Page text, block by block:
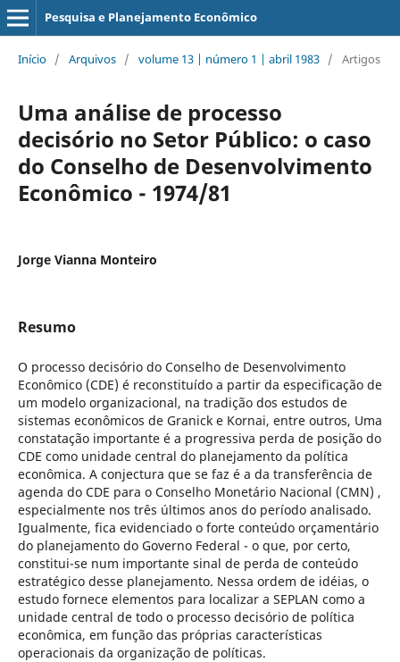
Pesquisa e Planejamento Econômico
Início / Arquivos / volume 13 | número 1 | abril 1983 / Artigos
Uma análise de processo
decisório no Setor Público: o caso
do Conselho de Desenvolvimento
Econômico - 1974/81
Jorge Vianna Monteiro
Resumo
O processo decisório do Conselho de Desenvolvimento
Econômico (CDE) é reconstituído a partir da especificação de
um modelo organizacional, na tradição dos estudos de
sistemas econômicos de Granick e Kornai, entre outros, Uma
constatação importante é a progressiva perda de posição do
CDE como unidade central do planejamento da política
econômica. A conjectura que se faz é a da transferência de
agenda do CDE para o Conselho Monetário Nacional (CMN) ,
especialmente nos três últimos anos do período analisado.
Igualmente, fica evidenciado o forte conteúdo orçamentário
do planejamento do Governo Federal - o que, por certo,
constitui-se num importante sinal de perda de conteúdo
estratégico desse planejamento. Nessa ordem de idéias, o
estudo fornece elementos para localizar a SEPLAN como a
unidade central de todo o processo decisório de política
econômica, em função das próprias características
operacionais da organização de políticas.